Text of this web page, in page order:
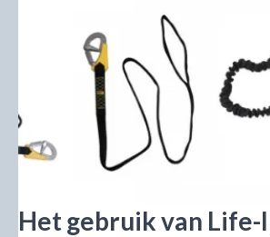
Het gebruik van Life-